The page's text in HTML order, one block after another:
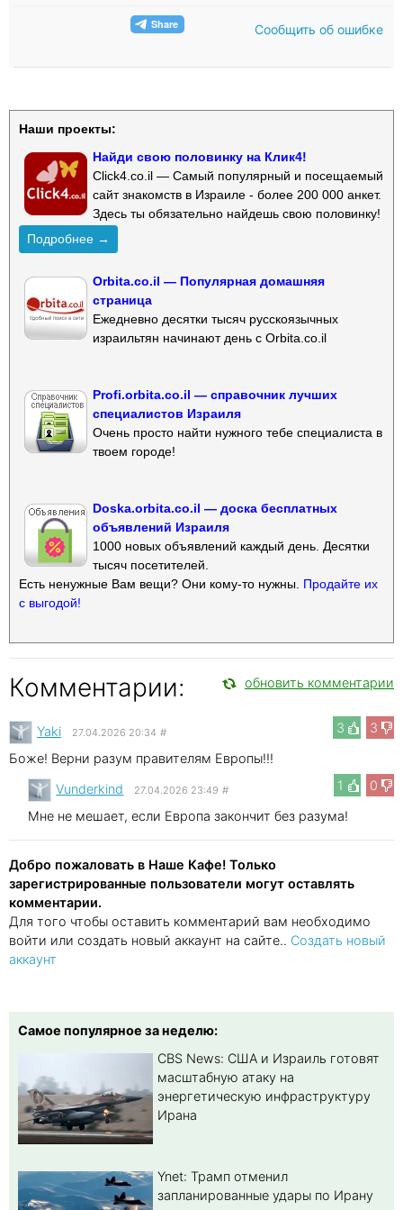
Сообщить об ошибке
Наши проекты:
Найди свою половинку на Клик4!
Click4.co.il — Самый популярный и посещаемый
сайт знакомств в Израиле - более 200 000 анкет.
Здесь ты обязательно найдешь свою половинку!
Подробнее →
Orbita.co.il — Популярная домашняя
страница
Ежедневно десятки тысяч русскоязычных
израильтян начинают день с Orbita.co.il
Profi.orbita.co.il — справочник лучших
специалистов Израиля
Очень просто найти нужного тебе специалиста в
твоем городе!
Doska.orbita.co.il — доска бесплатных
объявлений Израиля
1000 новых объявлений каждый день. Десятки
тысяч посетителей.
Есть ненужные Вам вещи? Они кому-то нужны. Продайте их
с выгодой!
Комментарии: обновить комментарии
3 3
Yaki 27.04.2026 20:34 #
Боже! Верни разум правителям Европы!!!
1
0
Vunderkind 27.04.2026 23:49 #
Мне не мешает, если Европа закончит без разума!
Добро пожаловать в Наше Кафе! Только
зарегистрированные пользователи могут оставлять
комментарии.
Для того чтобы оставить комментарий вам необходимо
войти или создать новый аккаунт на сайте.. Создать новый
аккаунт
Самое популярное за неделю:
CBS News: США и Израиль готовят
масштабную атаку на
энергетическую инфраструктуру
Ирана
Ynet: Трамп отменил
запланированные удары по Ирану